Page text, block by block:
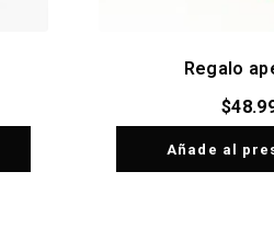
Regalo
$
Añade al